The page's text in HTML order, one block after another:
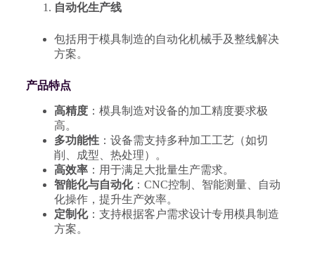
自动化生产线
包括用于模具制造的自动化机械手及整线解决
方案。
产品特点
高精度：模具制造对设备的加工精度要求极
高。
多功能性：设备需支持多种加工工艺（如切
削、成型、热处理）。
高效率：用于满足大批量生产需求。
智能化与自动化：CNC控制、智能测量、自动
化操作，提升生产效率。
定制化：支持根据客户需求设计专用模具制造
方案。